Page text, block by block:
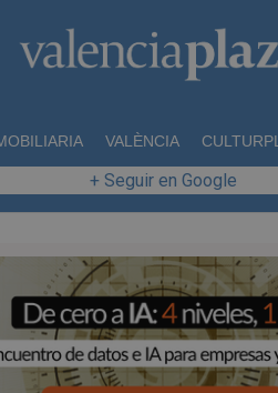
VALÈNCIA
+ Seguir en Google